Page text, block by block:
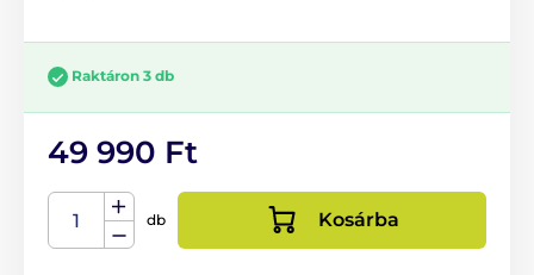
Raktáron 3 db
49 990 Ft
db Kosárba